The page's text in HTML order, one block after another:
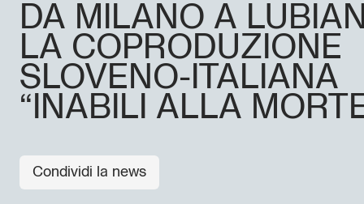
DA MILANO A
LA COPRODUZIONE
SLOVENO-ITALIANA
“INABILI ALLA
Condividi la news